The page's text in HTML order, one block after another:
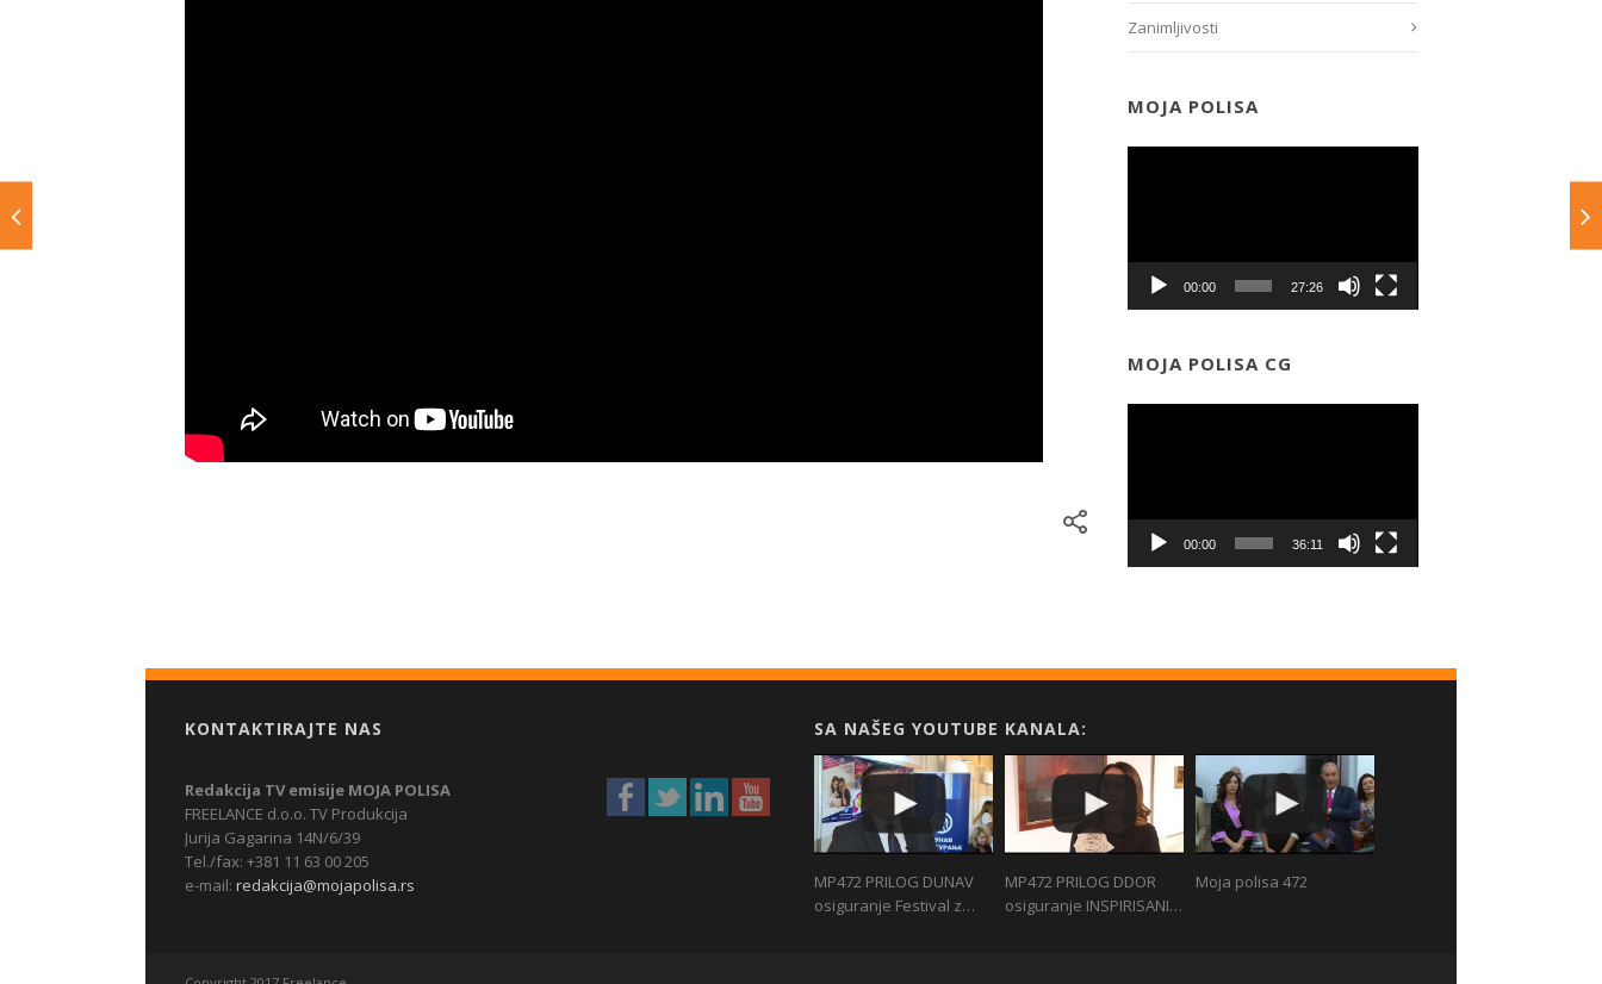
Zanimljivosti
MOJA POLISA
записа
00:00 27:26
MOJA POLISA CG
записа
00:00 36:11
KONTAKTIRAJTE NAS
Redakcija TV emisije MOJA POLISA
FREELANCE d.o.o. TV Produkcija
Jurija Gagarina 14N/6/39
Tel./fax: +381 11 63 00 205
e-mail: redakcija@mojapolisa.rs
SA NAŠEG YOUTUBE KANALA:
MP472 PRILOG DUNAV
osiguranje Festival z…
MP472 PRILOG DDOR
osiguranje INSPIRISANI…
Moja polisa 472